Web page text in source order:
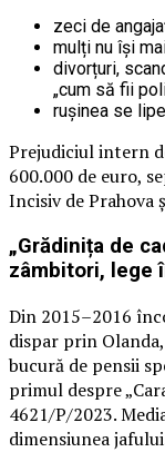
zeci de
mulți nu își
divorțuri,
„cum să fii
rușinea se
Prejudiciul intern
600.000 de euro,
Incisiv de Prahova
„Grădinița de
zâmbitori, lege
Din 2015–2016
dispar prin
bucură de pensii
primul despre
4621/P/2023.
dimensiunea